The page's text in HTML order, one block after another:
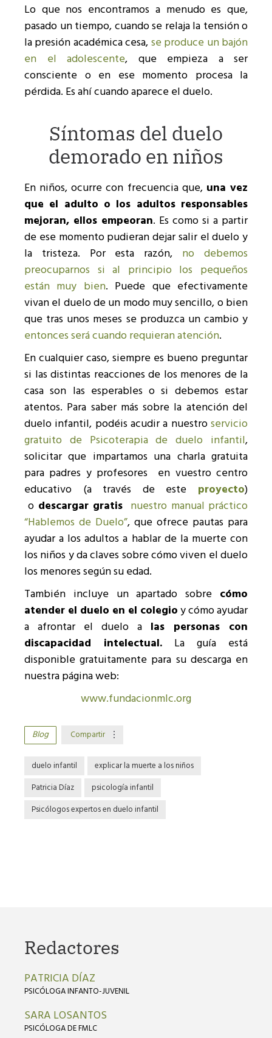
Lo que nos encontramos a menudo es que,
pasado un tiempo, cuando se relaja la tensión o
la presión académica cesa,se produce un bajón
en el adolescente, que empieza a ser
consciente o en ese momento procesa la
pérdida. Es ahí cuando aparece el duelo.
Síntomas del duelo
demorado en niños
En niños, ocurre con frecuencia que, una vez
que el adulto o los adultos responsables
mejoran, ellos empeoran. Es como si a partir
de ese momento pudieran dejar salir el duelo y
la tristeza. Por esta razón, no debemos
preocuparnos si al principio los pequeños
están muy bien. Puede que efectivamente
vivan el duelo de un modo muy sencillo, o bien
que tras unos meses se produzca un cambio y
entonces será cuando requieran atención.
En cualquier caso, siempre es bueno preguntar
si las distintas reacciones de los menores de la
casa son las esperables o si debemos estar
atentos. Para saber más sobre la atención del
duelo infantil, podéis acudir a nuestroservicio
gratuito de Psicoterapia de duelo infantil,
solicitar que impartamos una charla gratuita
para padres y profesores en vuestro centro
educativo (a través de este proyecto)
o descargar gratis nuestro manual práctico
“Hablemos de Duelo”, que ofrece pautas para
ayudar a los adultos a hablar de la muerte con
los niños y da claves sobre cómo viven el duelo
los menores según su edad.
También incluye un apartado sobre cómo
atender el duelo en el colegioy cómo ayudar
a afrontar el duelo a las personas con
discapacidad intelectual. La guía está
disponible gratuitamente para su descarga en
nuestra página web:
www.fundacionmlc.org
Blog Compartir
duelo infantil
explicar la muerte a los niños
Patricia Díaz
psicología infantil
Psicólogos expertos en duelo infantil
Redactores
PATRICIA DÍAZ
PSICÓLOGA INFANTO-JUVENIL
SARA LOSANTOS
PSICÓLOGA DE FMLC